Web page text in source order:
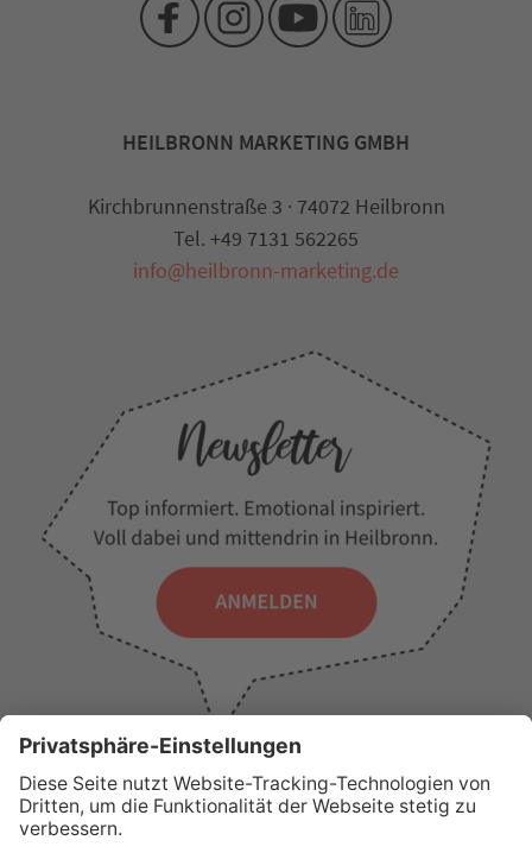
WICHTIGE LINKS
HEILBRONN MARKETING GMBH
Kirchbrunnenstraße 3 · 74072 Heilbronn
Tel. +49 7131 562265
info@heilbronn-marketing.de